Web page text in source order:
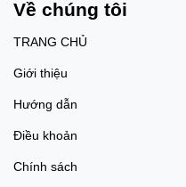
Về chúng tôi
TRANG CHỦ
Giới thiệu
Hướng dẫn
Điều khoản
Chính sách